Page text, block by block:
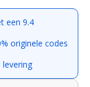
een 9.4
originele codes
levering